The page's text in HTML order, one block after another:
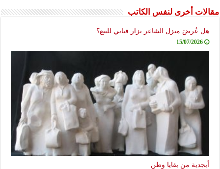
مقالات أخرى لنفس الكاتب
هل عُرضَ منزل الشاعر نزار قباني للبيع؟
15/07/2026
أبجدية من بقايا وطن